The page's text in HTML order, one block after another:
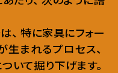
、 特に家具にフォー
生まれるプロセス、
いて掘り下げます。